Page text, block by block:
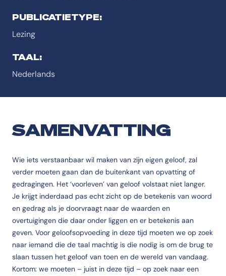
PUBLICATIETYPE:
Lezing
TAAL:
Nederlands
SAMENVATTING
Wie iets verstaanbaar wil maken van zijn eigen geloof, zal
verder moeten gaan dan de buitenkant van opvatting of
gedragingen. Het ‘voorleven’ van geloof volstaat niet langer.
Je krijgt inderdaad pas echt zicht op de betekenis van woord
en gedrag als je doorvraagt naar de waarden en
overtuigingen die daar onder liggen en er betekenis aan
geven. Voor geloofsopvoeding in deze tijd moeten we op zoek
naar iemand die de taal machtig is die nodig is om de brug te
slaan tussen het geloof van toen en de wereld van vandaag.
Kortom: we moeten – juist in deze tijd – op zoek naar een